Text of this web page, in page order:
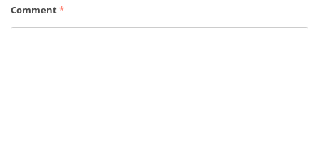
Comment*